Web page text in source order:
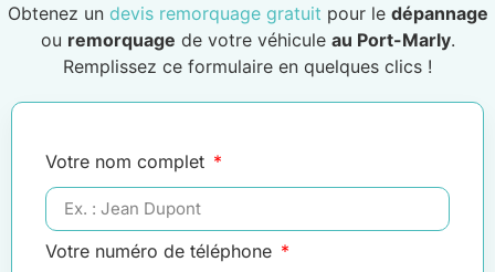
Obtenez un devis remorquage gratuit pour le dépannage
ou remorquage de votre véhicule au Port-Marly.
Remplissez ce formulaire en quelques clics !
Votre nom complet
Votre numéro de téléphone